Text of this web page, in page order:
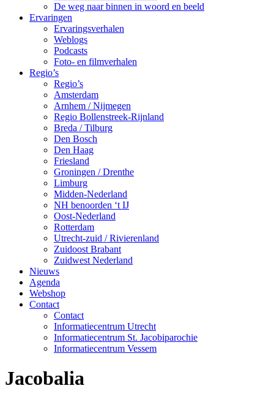
De weg naar binnen in woord en beeld
Ervaringen
Ervaringsverhalen
Weblogs
Podcasts
Foto- en filmverhalen
Regio’s
Regio’s
Amsterdam
Arnhem / Nijmegen
Regio Bollenstreek-Rijnland
Breda / Tilburg
Den Bosch
Den Haag
Friesland
Groningen / Drenthe
Limburg
Midden-Nederland
NH benoorden ‘t IJ
Oost-Nederland
Rotterdam
Utrecht-zuid / Rivierenland
Zuidoost Brabant
Zuidwest Nederland
Nieuws
Agenda
Webshop
Contact
Contact
Informatiecentrum Utrecht
Informatiecentrum St. Jacobiparochie
Informatiecentrum Vessem
Jacobalia